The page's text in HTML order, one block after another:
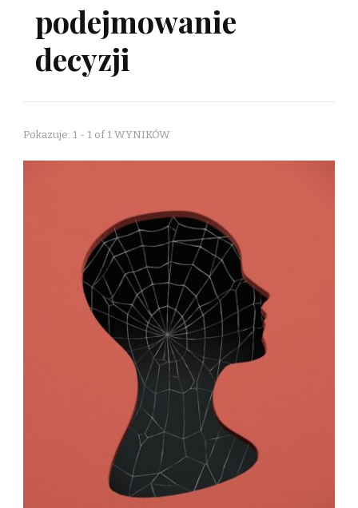
podejmowanie
decyzji
Pokazuje: 1 - 1 of 1 WYNIKÓW